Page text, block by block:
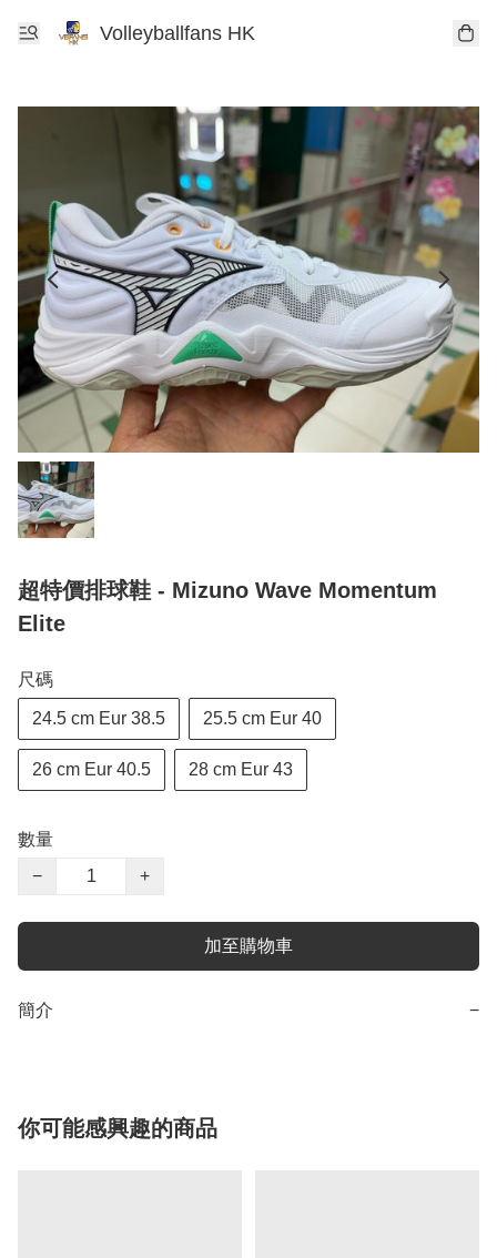
Volleyballfans HK
超特價排球鞋 - Mizuno Wave Momentum
Elite
尺碼
24.5 cm Eur 38.5 25.5 cm Eur 40
26 cm Eur 40.5 28 cm Eur 43
數量
−
+
加至購物車
簡介 −
你可能感興趣的商品